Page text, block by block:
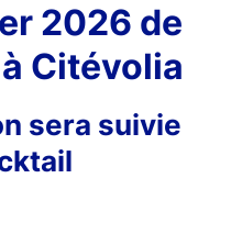
2026 de
Citévolia
sera suivie